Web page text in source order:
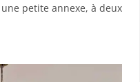
petite annexe, à deux